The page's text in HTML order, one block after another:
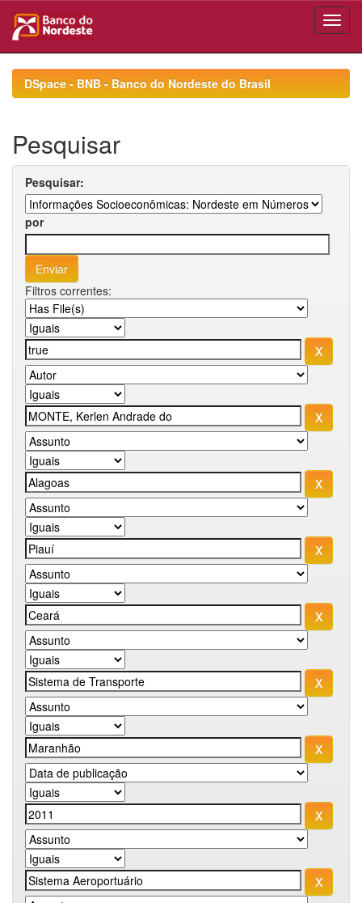
navigationDSpace - BNB - Banco do Nordeste do Brasil
Pesquisar
Pesquisar:
por
Filtros correntes: